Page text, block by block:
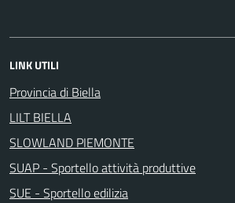
LINK UTILI
Provincia di Biella
LILT BIELLA
SLOWLAND PIEMONTE
SUAP - Sportello attività produttive
SUE - Sportello edilizia